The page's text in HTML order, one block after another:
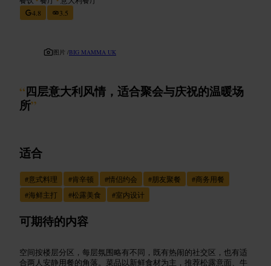
4.8
3.5
图片 /BIG MAMMA UK
“四层意大利风情，适合聚会与庆祝的温暖场
所”
适合
#意式料理 #肯辛顿 #情侣约会 #朋友聚餐 #商务用餐
#海鲜主打 #松露美食 #室内设计
可期待的内容
空间按楼层分区，每层氛围略有不同，既有热闹的社交区，也有适
合两人安静用餐的角落。菜品以新鲜食材为主，推荐松露意面、牛